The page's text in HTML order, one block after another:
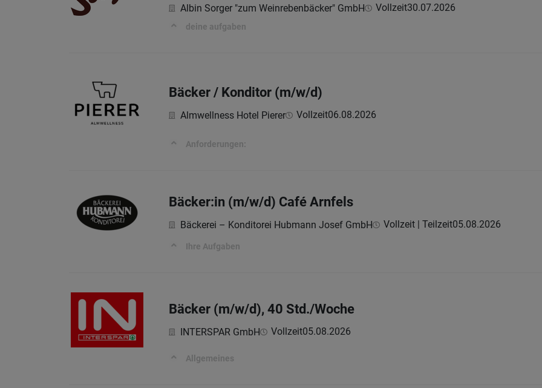
Albin Sorger "zum Weinrebenbäcker" GmbH Vollzeit30.07.2026
deine aufgaben
Bäcker / Konditor (m/w/d)
Almwellness Hotel Pierer Vollzeit06.08.2026
Anforderungen:
Bäcker:in (m/w/d) Café Arnfels
Bäckerei – Konditorei Hubmann Josef GmbH Vollzeit | Teilzeit05.08.2026
Ihre Aufgaben
Bäcker (m/w/d), 40 Std./Woche
INTERSPAR GmbH Vollzeit05.08.2026
Allgemeines